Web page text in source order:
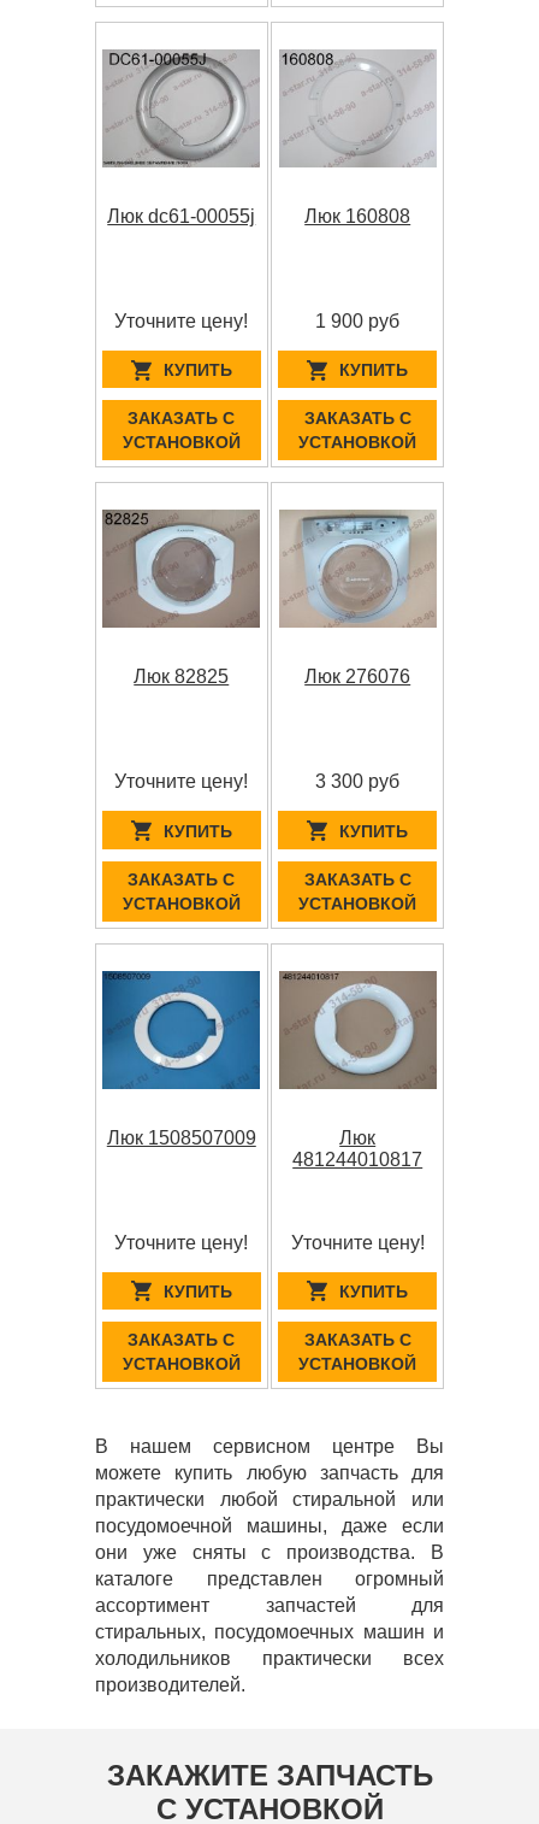
Люк dc61-00055j
Уточните цену!
КУПИТЬ
ЗАКАЗАТЬ С
УСТАНОВКОЙ
Люк 160808
1 900 руб
КУПИТЬ
ЗАКАЗАТЬ С
УСТАНОВКОЙ
Люк 82825
Уточните цену!
КУПИТЬ
ЗАКАЗАТЬ С
УСТАНОВКОЙ
Люк 276076
3 300 руб
КУПИТЬ
ЗАКАЗАТЬ С
УСТАНОВКОЙ
Люк 1508507009
Уточните цену!
КУПИТЬ
ЗАКАЗАТЬ С
УСТАНОВКОЙ
Люк
481244010817
Уточните цену!
КУПИТЬ
ЗАКАЗАТЬ С
УСТАНОВКОЙ
В нашем сервисном центре Вы
можете купить любую запчасть для
практически любой стиральной или
посудомоечной машины, даже если
они уже сняты с производства. В
каталоге представлен огромный
ассортимент запчастей для
стиральных, посудомоечных машин и
холодильников практически всех
производителей.
ЗАКАЖИТЕ ЗАПЧАСТЬ
С УСТАНОВКОЙ